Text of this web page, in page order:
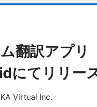
翻訳アプ
にてリリー
Virtual Inc.